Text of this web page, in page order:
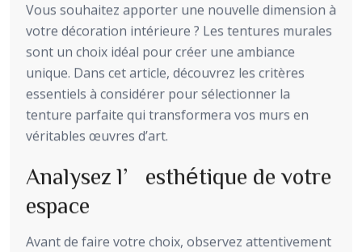
Vous souhaitez apporter une nouvelle dimension à
votre décoration intérieure ? Les tentures murales
sont un choix idéal pour créer une ambiance
unique. Dans cet article, découvrez les critères
essentiels à considérer pour sélectionner la
tenture parfaite qui transformera vos murs en
véritables œuvres d’art.
Analysez l’esthétique de votre
espace
Avant de faire votre choix, observez attentivement